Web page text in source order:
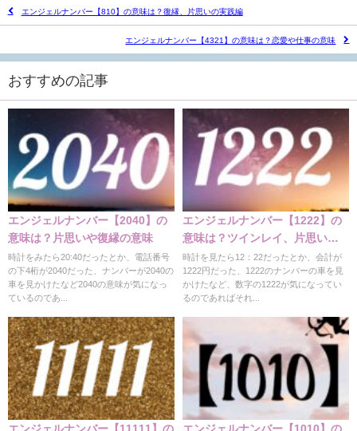
エンジェルナンバー【810】の意味は？復縁、片思いの実践編
エンジェルナンバー【4321】の意味は？恋愛や仕事の意味
おすすめの記事
エンジェルナンバー【2040】の
意味は？片思いや復縁の意味
時計をみたら20:40だったとか、電話番号
の下4桁が2040だった、ナンバーが2040の
車を見かけたなど2040の意味が気になっ
ているのであ...
エンジェルナンバー【1222】の
意味は？ツインレイ、片思い、
仕事の意味
時計を見たら12：22だったとか、会計が
1222円だった、1222のナンバーの車を見
かけたなど、数字の1222が気になってい
るのであればそれ...